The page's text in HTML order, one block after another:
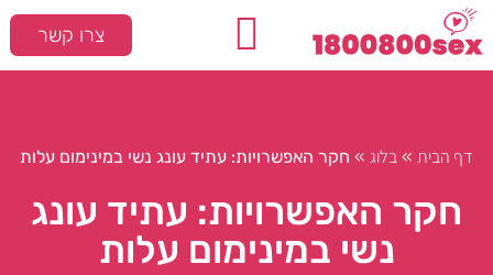
צרו קשר
דף הבית » בלוג » חקר האפשרויות: עתיד עונג נשי במינימום עלות
חקר האפשרויות: עתיד עונג
נשי במינימום עלות